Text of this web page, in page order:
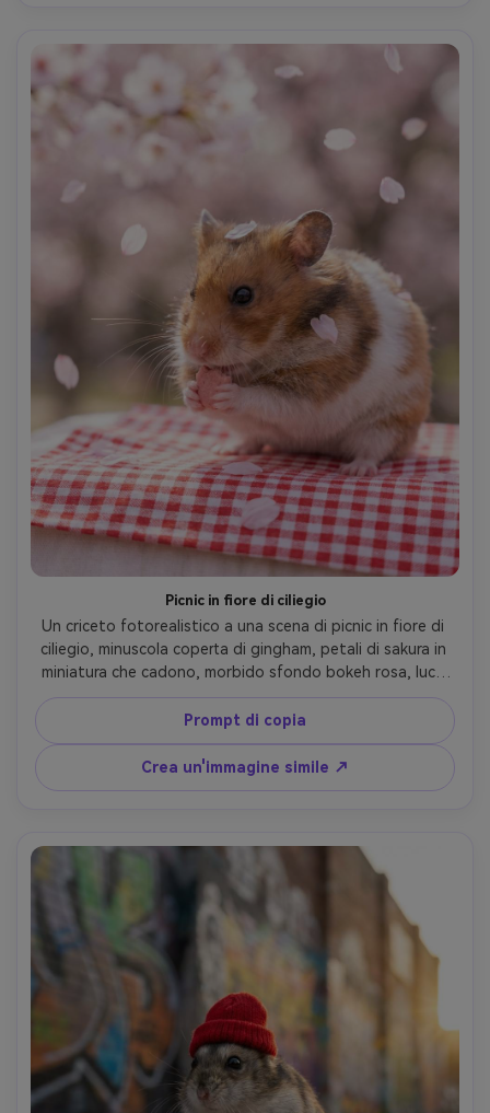
Picnic in fiore di ciliegio
Un criceto fotorealistico a una scena di picnic in fiore di
ciliegio, minuscola coperta di gingham, petali di sakura in
miniatura che cadono, morbido sfondo bokeh rosa, luce
del giorno primaverile dolce, scattato su Sony A7IV 85mm
f/1.8, cornice vicina, gradazione pastel sognante, pelliccia
e baffi altamente dettagliati, umore dolce e pacifico- -ar
4:5
Prompt di copia
Crea un'immagine simile ↗